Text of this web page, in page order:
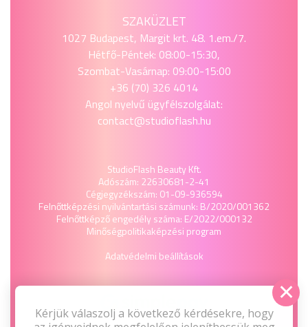
SZAKÜZLET
1027 Budapest, Margit krt. 48. 1.em./7.
Hétfő-Péntek: 08:00-15:30,
Szombat-Vasárnap: 09:00-15:00
+36 (70) 326 4014
Angol nyelvű ügyfélszolgálat:
contact@studioflash.hu
StudioFlash Beauty Kft.
Adószám: 22630681-2-41
Cégjegyzékszám: 01-09-936594
Felnőttképzési nyilvántartási számunk: B/2020/001362
Felnőttképző engedély száma: E/2022/000132
Minőségpolitikaképzési program
Adatvédelmi beállítások
Kérjük válaszolj a következő kérdésekre, hogy